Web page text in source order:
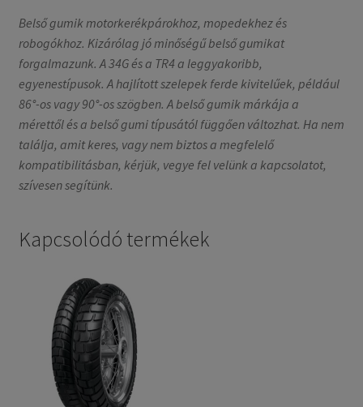
Belső gumik motorkerékpárokhoz, mopedekhez és
robogókhoz. Kizárólag jó minőségű belső gumikat
forgalmazunk. A 34G és a TR4 a leggyakoribb,
egyenestípusok. A hajlított szelepek ferde kivitelűek, például
86°-os vagy 90°-os szögben. A belső gumik márkája a
mérettől és a belső gumi típusától függően változhat. Ha nem
találja, amit keres, vagy nem biztos a megfelelő
kompatibilitásban, kérjük, vegye fel velünk a kapcsolatot,
szívesen segítünk.
Kapcsolódó termékek